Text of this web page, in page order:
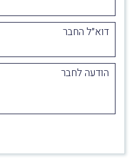
דוא״ל החבר
הודעה לחבר